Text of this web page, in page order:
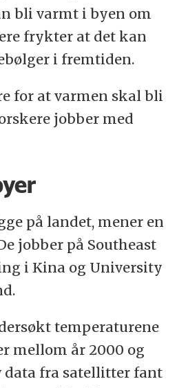
bli varmt i byen om
frykter at det kan
i fremtiden.
for at varmen skal bli
jobber med
på landet, mener en
jobber på Southeast
i Kina og University
temperaturene
mellom år 2000 og
data fra satellitter fant